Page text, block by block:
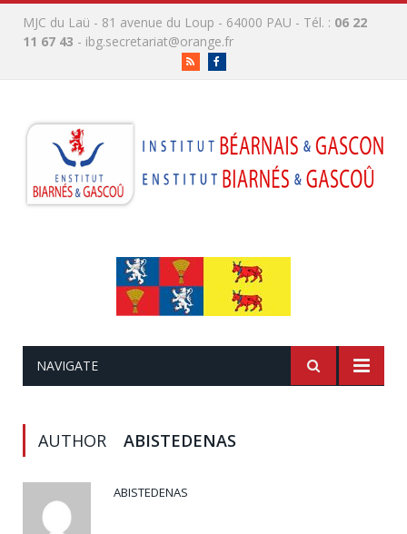
MJC du Laü - 81 avenue du Loup - 64000 PAU - Tél. : 06 22
11 67 43 - ibg.secretariat@orange.fr
RSS
NAVIGATE
AUTHOR ABISTEDENAS
ABISTEDENAS